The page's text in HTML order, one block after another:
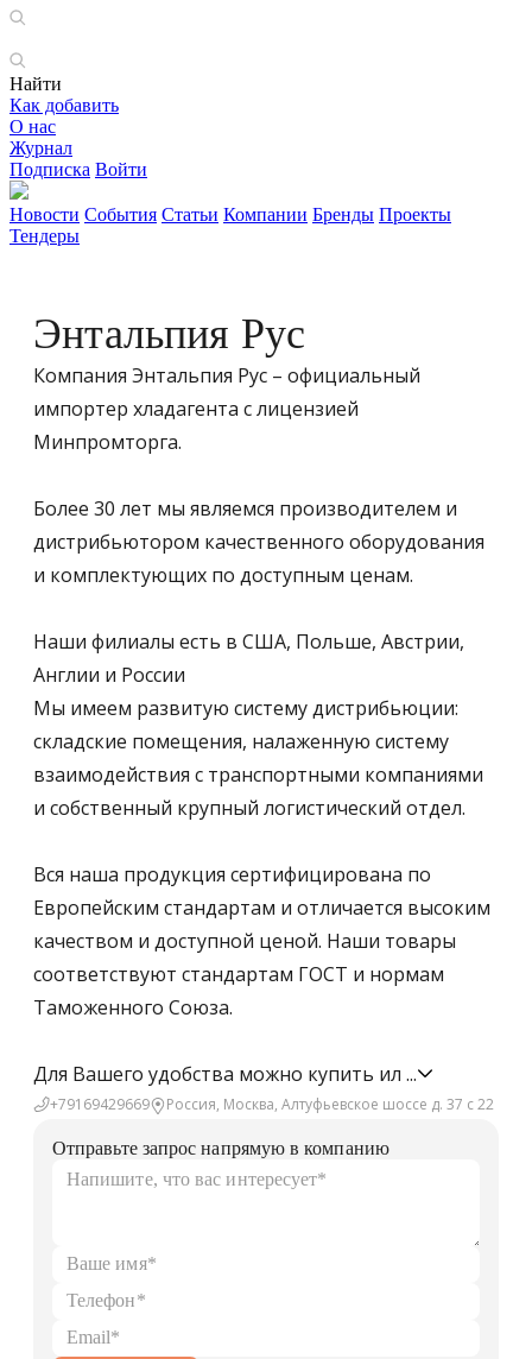
Найти
Как добавить
О нас
Журнал
Подписка Войти
Новости События Статьи Компании Бренды Проекты
Тендеры
Энтальпия Рус
Компания Энтальпия Рус – официальный
импортер хладагента с лицензией
Минпромторга.
Более 30 лет мы являемся производителем и
дистрибьютором качественного оборудования
и комплектующих по доступным ценам.
Наши филиалы есть в США, Польше, Австрии,
Англии и России
Мы имеем развитую систему дистрибьюции:
складские помещения, налаженную систему
взаимодействия с транспортными компаниями
и собственный крупный логистический отдел.
Вся наша продукция сертифицирована по
Европейским стандартам и отличается высоким
качеством и доступной ценой. Наши товары
соответствуют стандартам ГОСТ и нормам
Таможенного Союза.
Для Вашего удобства можно купить ил ...
+79169429669 Россия, Москва, Алтуфьевское шоссе д. 37 с 22
Отправьте запрос напрямую в компанию